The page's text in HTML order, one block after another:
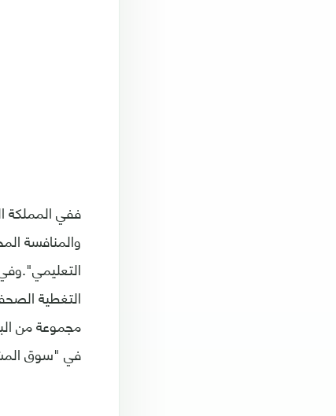
ففي المملكة
والمنافسة
التغطية
مجموعة من
في "سوق